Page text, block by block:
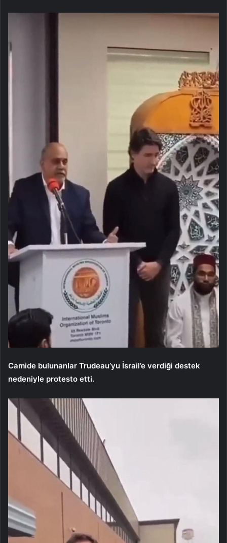
Camide bulunanlar Trudeau’yu İsrail’e verdiği destek
nedeniyle protesto etti.